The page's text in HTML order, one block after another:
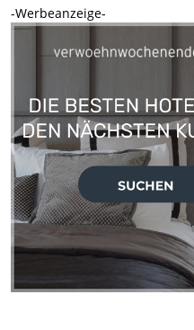
-Werbeanzeige-